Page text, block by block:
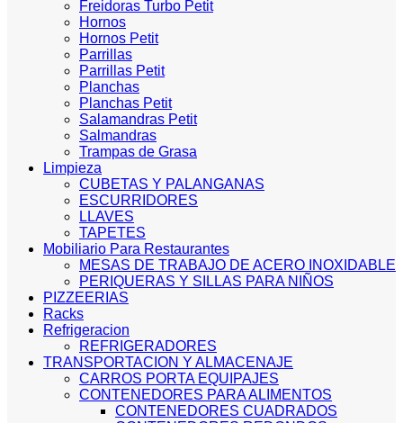
Freidoras Turbo Petit
Hornos
Hornos Petit
Parrillas
Parrillas Petit
Planchas
Planchas Petit
Salamandras Petit
Salmandras
Trampas de Grasa
Limpieza
CUBETAS Y PALANGANAS
ESCURRIDORES
LLAVES
TAPETES
Mobiliario Para Restaurantes
MESAS DE TRABAJO DE ACERO INOXIDABLE
PERIQUERAS Y SILLAS PARA NIÑOS
PIZZEERIAS
Racks
Refrigeracion
REFRIGERADORES
TRANSPORTACION Y ALMACENAJE
CARROS PORTA EQUIPAJES
CONTENEDORES PARA ALIMENTOS
CONTENEDORES CUADRADOS